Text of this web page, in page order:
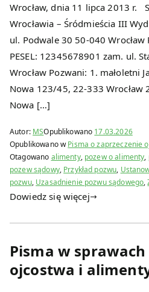
Wrocław, dnia 11 lipca 2013 r.
Wrocławia – Śródmieścia III
ul. Podwale 30 50-040
PESEL: 12345678901 zam. ul.
Wrocław Pozwani: 1. małoletni
Nowa 123/45, 22-333 Wrocław
Nowa […]
Autor: MSOpublikowano 17.03.2026
Opublikowano wPisma o zaprzeczenie
Otagowano alimenty, pozew o alimenty,
pozew sądowy, Przykład pozwu,
pozwu, Uzasadnienie pozwu sądowego,
Dowiedz się więcej
Pisma w
ojcostwa i